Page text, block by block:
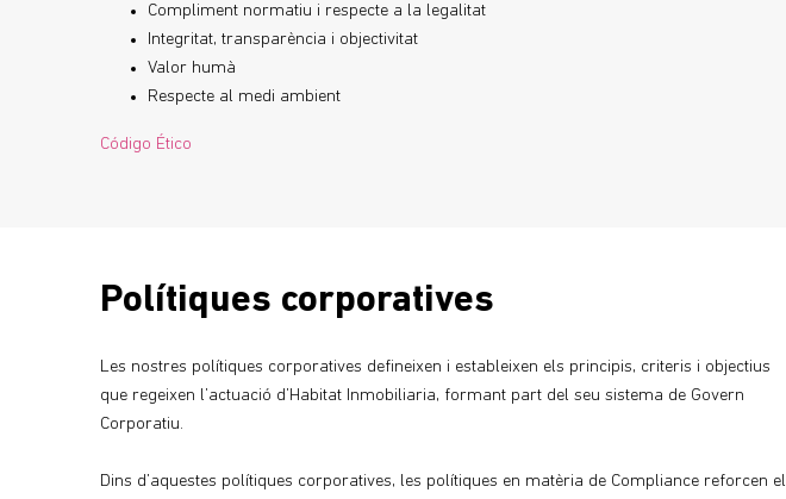
Compliment normatiu i respecte a la legalitat
Integritat, transparència i objectivitat
Valor humà
Respecte al medi ambient
Código Ético
Polítiques corporatives
Les nostres polítiques corporatives defineixen i estableixen els principis, criteris i objectius
que regeixen l’actuació d’Habitat Inmobiliaria, formant part del seu sistema de Govern
Corporatiu.
Dins d’aquestes polítiques corporatives, les polítiques en matèria de Compliance reforcen el